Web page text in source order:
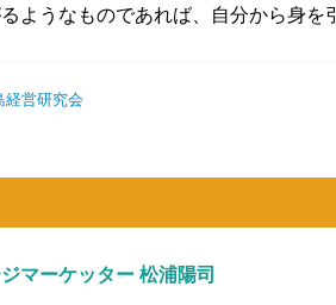
ようなものであれば、自分から身を
経営研究会
マーケッター 松浦陽司